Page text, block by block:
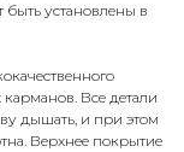
установлены в
Все детали
дышать, и при этом
Верхнее покрытие